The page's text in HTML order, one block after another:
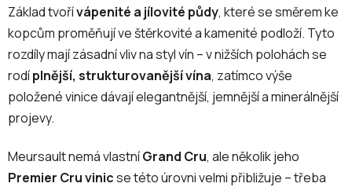
Základ tvořívápenité a jílovité půdy, které se směrem ke
kopcům proměňují ve štěrkovité a kamenité podloží. Tyto
rozdíly mají zásadní vliv na styl vín – v nižších polohách se
rodíplnější, strukturovanější vína, zatímco výše
položené vinice dávají elegantnější, jemnější a minerálnější
projevy.
Meursault nemá vlastníGrand Cru, ale několik jeho
Premier Cru vinicse této úrovni velmi přibližuje – třeba